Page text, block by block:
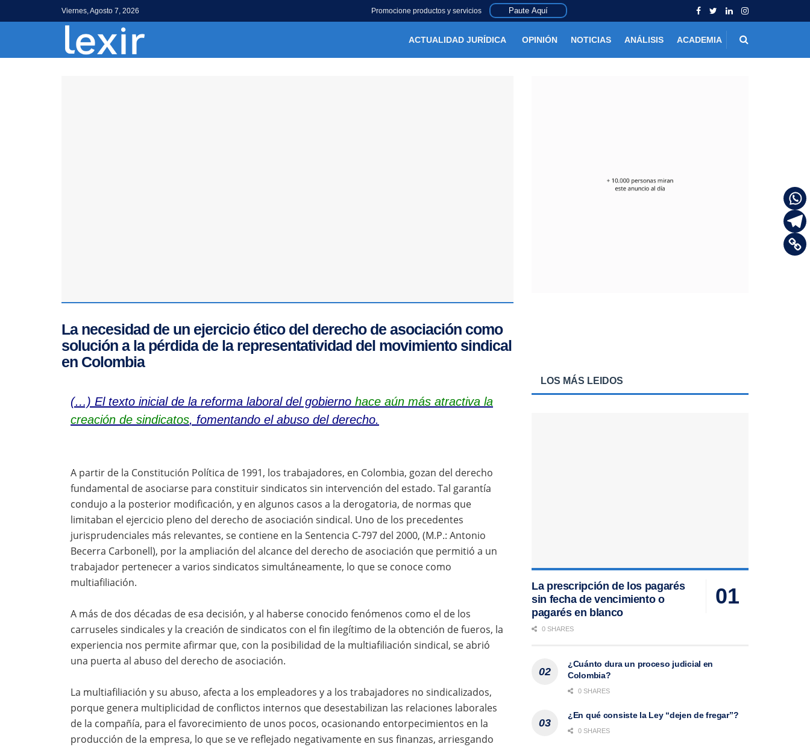
Viernes, Agosto 7, 2026 Promocione productos y servicios Paute Aquí
ACTUALIDAD JURÍDICA OPINIÓN NOTICIAS ANÁLISIS ACADEMIA
La necesidad de un ejercicio ético del derecho de asociación como
solución a la pérdida de la representatividad del movimiento sindical
en Colombia
(…) El texto inicial de la reforma laboral del gobierno hace aún más atractiva la
creación de sindicatos, fomentando el abuso del derecho.
A partir de la Constitución Política de 1991, los trabajadores, en Colombia, gozan del derecho
fundamental de asociarse para constituir sindicatos sin intervención del estado. Tal garantía
condujo a la posterior modificación, y en algunos casos a la derogatoria, de normas que
limitaban el ejercicio pleno del derecho de asociación sindical. Uno de los precedentes
jurisprudenciales más relevantes, se contiene en la Sentencia C-797 del 2000, (M.P.: Antonio
Becerra Carbonell), por la ampliación del alcance del derecho de asociación que permitió a un
trabajador pertenecer a varios sindicatos simultáneamente, lo que se conoce como
multiafiliación.
A más de dos décadas de esa decisión, y al haberse conocido fenómenos como el de los
carruseles sindicales y la creación de sindicatos con el fin ilegítimo de la obtención de fueros, la
experiencia nos permite afirmar que, con la posibilidad de la multiafiliación sindical, se abrió
una puerta al abuso del derecho de asociación.
La multiafiliación y su abuso, afecta a los empleadores y a los trabajadores no sindicalizados,
porque genera multiplicidad de conflictos internos que desestabilizan las relaciones laborales
de la compañía, para el favorecimiento de unos pocos, ocasionando entorpecimientos en la
producción de la empresa, lo que se ve reflejado negativamente en sus finanzas, arriesgando
LOS MÁS LEIDOS
La prescripción de los pagarés
sin fecha de vencimiento o
pagarés en blanco
0 SHARES
¿Cuánto dura un proceso judicial en
Colombia?
0 SHARES
¿En qué consiste la Ley “dejen de fregar”?
0 SHARES